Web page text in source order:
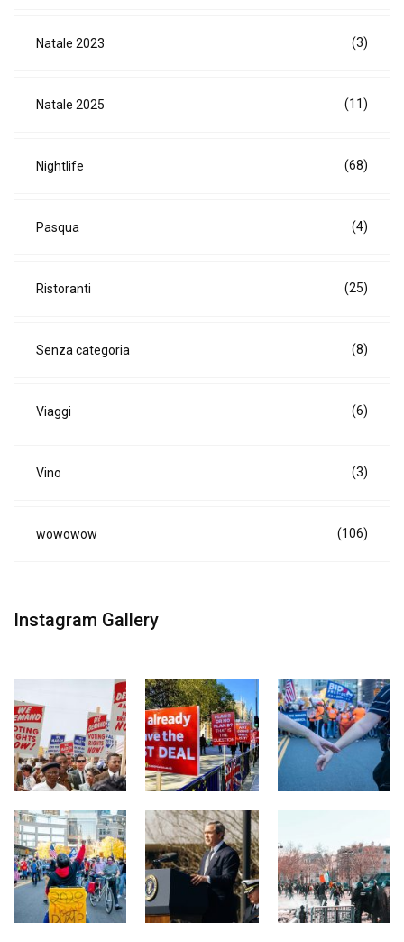
Natale 2023 (3)
Natale 2025 (11)
Nightlife (68)
Pasqua (4)
Ristoranti (25)
Senza categoria (8)
Viaggi (6)
Vino (3)
wowowow (106)
Instagram Gallery